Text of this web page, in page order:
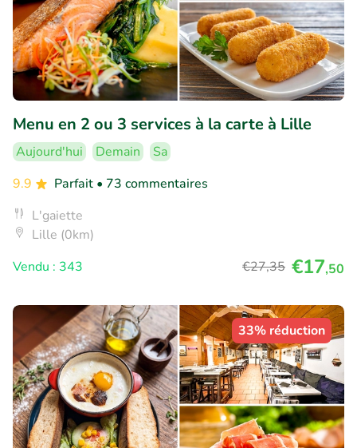
Menu en 2 ou 3 services à la carte à Lille
Aujourd'hui Demain
Sa
9.9
Parfait • 73 commentaires
L'gaiette
Lille (0km)
Vendu : 343
€27,35 €17,50
33% réduction